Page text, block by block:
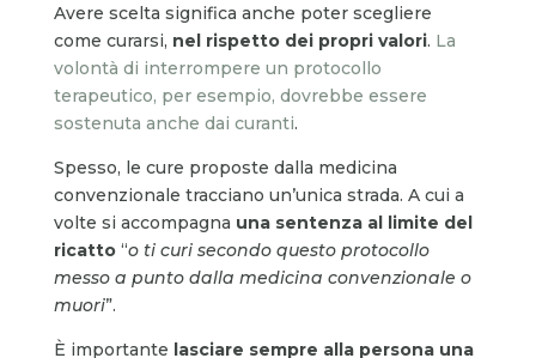
Avere scelta significa anche poter scegliere
come curarsi, nel rispetto dei propri valori. La
volontà di interrompere un protocollo
terapeutico, per esempio, dovrebbe essere
sostenuta anche dai curanti.
Spesso, le cure proposte dalla medicina
convenzionale tracciano un’unica strada. A cui a
volte si accompagna una sentenza al limite del
ricatto“o ti curi secondo questo protocollo
messo a punto dalla medicina convenzionale o
muori”.
È importante lasciare sempre alla persona una